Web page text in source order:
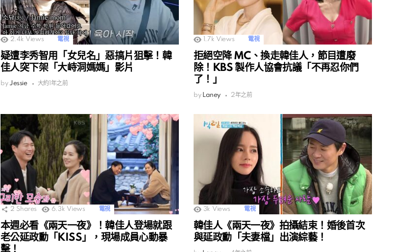
2.4k Views 電視
疑遭李秀智用「女兒名」惡搞片狙擊！韓
佳人突下架「大峙洞媽媽」影片
by Jessie 大約1年之前
1.7k Views 電視
拒絕空降 MC、換走韓佳人，節目遭廢
除！KBS 製作人協會抗議「不再忍你們
了！」
by Laney 2年之前
2 Shares 6.3k Views 電視
本週必看《兩天一夜》！韓佳人登場就跟
老公延政勳「KISS」，現場成員心動暴
擊！
3k Views 電視
韓佳人《兩天一夜》拍攝結束！婚後首次
與延政勳「夫妻檔」出演綜藝！